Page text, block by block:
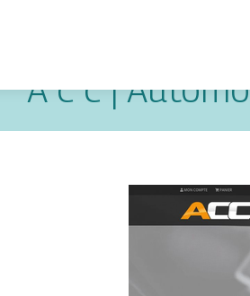
A c c |